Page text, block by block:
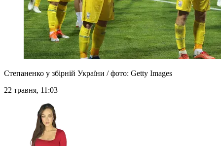
Степаненко у збірній України / фото: Getty Images
22 травня, 11:03